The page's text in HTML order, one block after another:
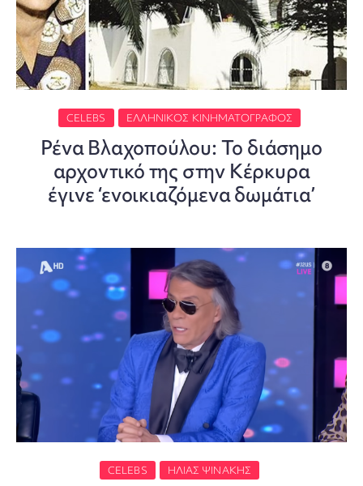
CELEBS ΕΛΛΗΝΙΚΌΣ ΚΙΝΗΜΑΤΟΓΡΆΦΟΣ
Ρένα Βλαχοπούλου: Το διάσημο
αρχοντικό της στην Κέρκυρα
έγινε ‘ενοικιαζόμενα δωμάτια’
CELEBS ΗΛΊΑΣ ΨΙΝΆΚΗΣ